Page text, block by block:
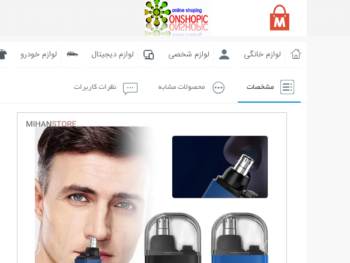
لوازم خانگی لوازم شخصی لوازم دیجیتال لوازم خودرو
مشخصات محصولات مشابه نظرات کاربرات